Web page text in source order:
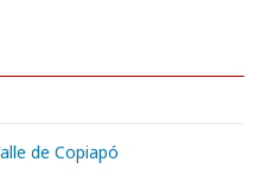
de Copiapó